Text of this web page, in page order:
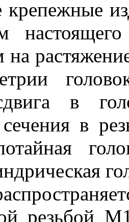
крепежные
настоящего
на
в
сечения в
резьбой М